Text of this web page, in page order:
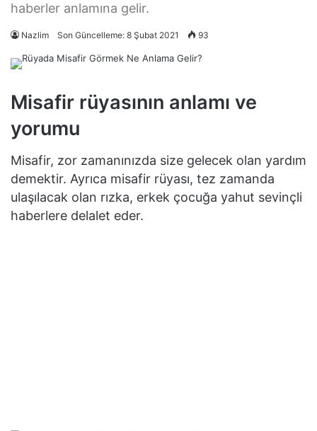
haberler anlamına gelir.
Nazlim Son Güncelleme: 8 Şubat 2021 93
Misafir rüyasının anlamı ve
yorumu
Misafir, zor zamanınızda size gelecek olan yardım
demektir. Ayrıca misafir rüyası, tez zamanda
ulaşılacak olan rızka, erkek çocuğa yahut sevinçli
haberlere delalet eder.